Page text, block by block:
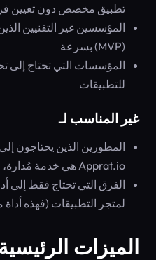
تطبيق مخصص دون تعيين
المؤسسين غير التقنيين
(MVP) بسرعة
المؤسسات التي تحتاج إلى
للتطبيقات
غير المناسب لـ
المطورين الذين يحتاجون
Apprat.io هي خدمة مُدارة، وليست أداة لإنشاء الأكواد
الفرق التي تحتاج فقط إلى
لمتجر التطبيقات (فهذه أداة
الميزات الرئيسية